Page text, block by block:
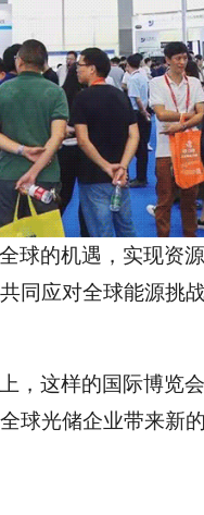
球的机遇，实现资
同应对全球能源挑
，这样的国际博览
球光储企业带来新